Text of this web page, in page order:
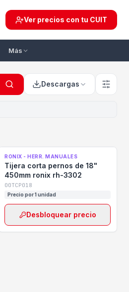
Ver precios con tu CUIT
Más
Descargas
RONIX - HERR. MANUALES
Tijera corta pernos de 18"
450mm ronix rh-3302
00TCP018
Precio por 1 unidad
Desbloquear precio